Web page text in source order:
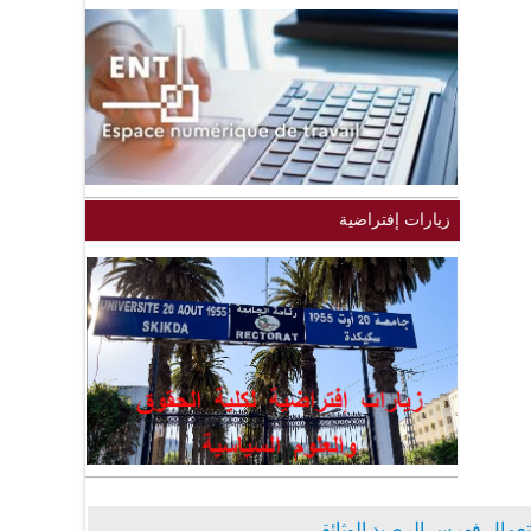
زيارات إفتراضية